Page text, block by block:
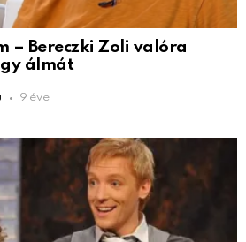
– Bereczki Zoli valóra
álmát
9 éve